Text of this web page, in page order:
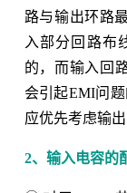
路与输出环路
入部分回路布
的，而输入回
会引起EMI问
应优先考虑输
2、输入电容的